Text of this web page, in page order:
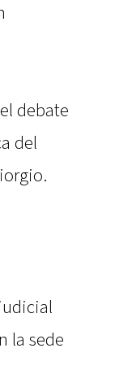
debate
del
la sede